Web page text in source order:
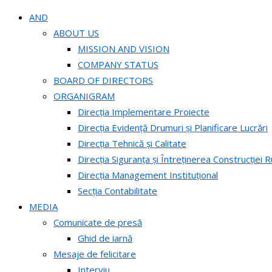
AND
ABOUT US
MISSION AND VISION
COMPANY STATUS
BOARD OF DIRECTORS
ORGANIGRAM
Direcția Implementare Proiecte
Direcția Evidență Drumuri și Planificare Lucrări
Direcția Tehnică și Calitate
Direcția Siguranța și Întreținerea Construcției
Direcția Management Instituțional
Secția Contabilitate
MEDIA
Comunicate de presă
Ghid de iarnă
Mesaje de felicitare
Interviu